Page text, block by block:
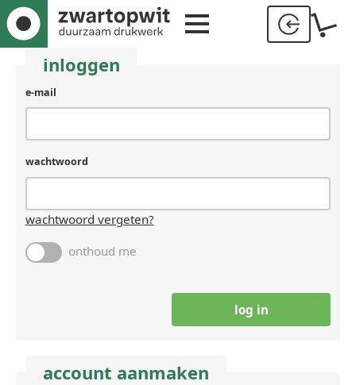
inloggen
gebruikersnaam
(laat
als
een
mens
e-mail
wachtwoord
wachtwoord vergeten?
onthoud me
account aanmaken